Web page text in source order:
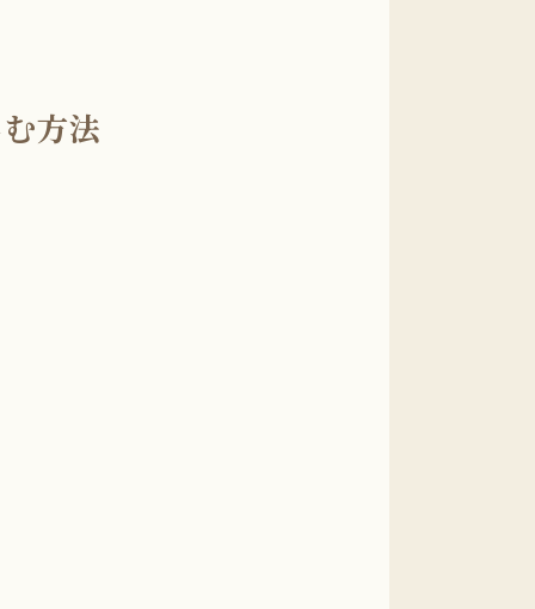
方法